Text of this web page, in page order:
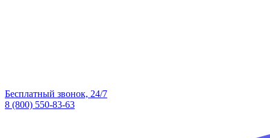
Бесплатный звонок, 24/7
8 (800) 550-83-63